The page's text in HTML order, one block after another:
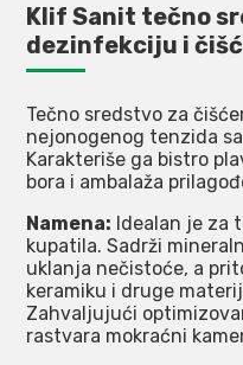
Klif Sanit tečno
dezinfekciju i
Tečno sredstvo za
nejonogenog tenzida
Karakteriše ga bistro
bora i ambalaža
Namena: Idealan je za
kupatila. Sadrži
uklanja nečistoće, a
keramiku i druge
Zahvaljujući
rastvara mokraćni